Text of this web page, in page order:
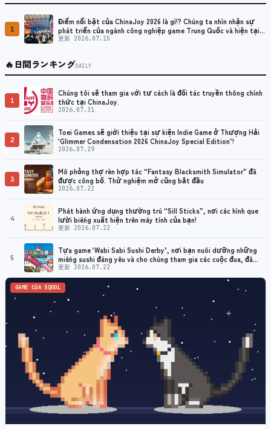
1
Điểm nổi bật của ChinaJoy 2026 là gì!? Chúng ta nhìn nhận sự
phát triển của ngành công nghiệp game Trung Quốc và hiện tại
như thế nào?
更新 2026.07.15
🔥日間ランキングDAILY
1
Chúng tôi sẽ tham gia với tư cách là đối tác truyền thông chính
thức tại ChinaJoy.
2026.07.31
2
Toei Games sẽ giới thiệu tại sự kiện Indie Game ở Thượng Hải
‘Glimmer Condensation 2026 ChinaJoy Special Edition’!
2026.07.29
3
Mô phỏng thợ rèn hợp tác “Fantasy Blacksmith Simulator” đã
được công bố. Thử nghiệm mở cũng bắt đầu
2026.07.22
4
Phát hành ứng dụng thường trú “Sill Sticks”, nơi các hình que
lười biếng xuất hiện trên máy tính của bạn!
更新 2026.07.22
5
Tựa game ‘Wabi Sabi Sushi Derby’, nơi bạn nuôi dưỡng những
miếng sushi đáng yêu và cho chúng tham gia các cuộc đua, đã
chính thức được phát hành!
更新 2026.07.22
GAME CỦA SQOOL